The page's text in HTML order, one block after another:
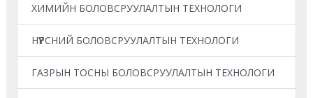
ХИМИЙН БОЛОВСРУУЛАЛТЫН ТЕХНОЛОГИ
НҮҮРСНИЙ БОЛОВСРУУЛАЛТЫН ТЕХНОЛОГИ
ГАЗРЫН ТОСНЫ БОЛОВСРУУЛАЛТЫН ТЕХНОЛОГИ